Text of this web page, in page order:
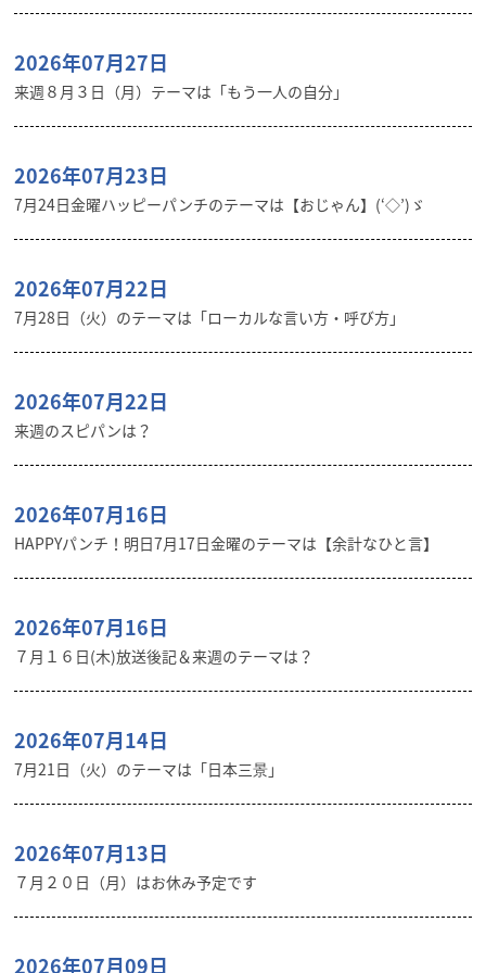
2026年07月27日
来週８月３日（月）テーマは「もう一人の自分」
2026年07月23日
7月24日金曜ハッピーパンチのテーマは【おじゃん】(‘◇’)ゞ
2026年07月22日
7月28日（火）のテーマは「ローカルな言い方・呼び方」
2026年07月22日
来週のスピパンは？
2026年07月16日
HAPPYパンチ！明日7月17日金曜のテーマは【余計なひと言】
2026年07月16日
７月１６日(木)放送後記＆来週のテーマは？
2026年07月14日
7月21日（火）のテーマは「日本三景」
2026年07月13日
７月２０日（月）はお休み予定です
2026年07月09日